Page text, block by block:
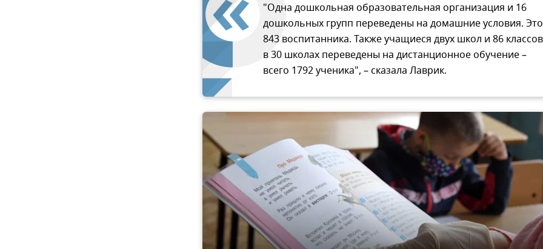
"Одна дошкольная образовательная организация и 16
дошкольных групп переведены на домашние условия. Это
843 воспитанника. Также учащиеся двух школ и 86 классов
в 30 школах переведены на дистанционное обучение –
всего 1792 ученика", – сказала Лаврик.